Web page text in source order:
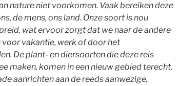
nature niet voorkomen. Vaak bereiken deze
de mens, ons land. Onze soort is nou
wat ervoor zorgt dat we naar de andere
vakantie, werk of door het
De plant- en diersoorten die deze reis
maken, komen in een nieuw gebied terecht.
aanrichten aan de reeds aanwezige,